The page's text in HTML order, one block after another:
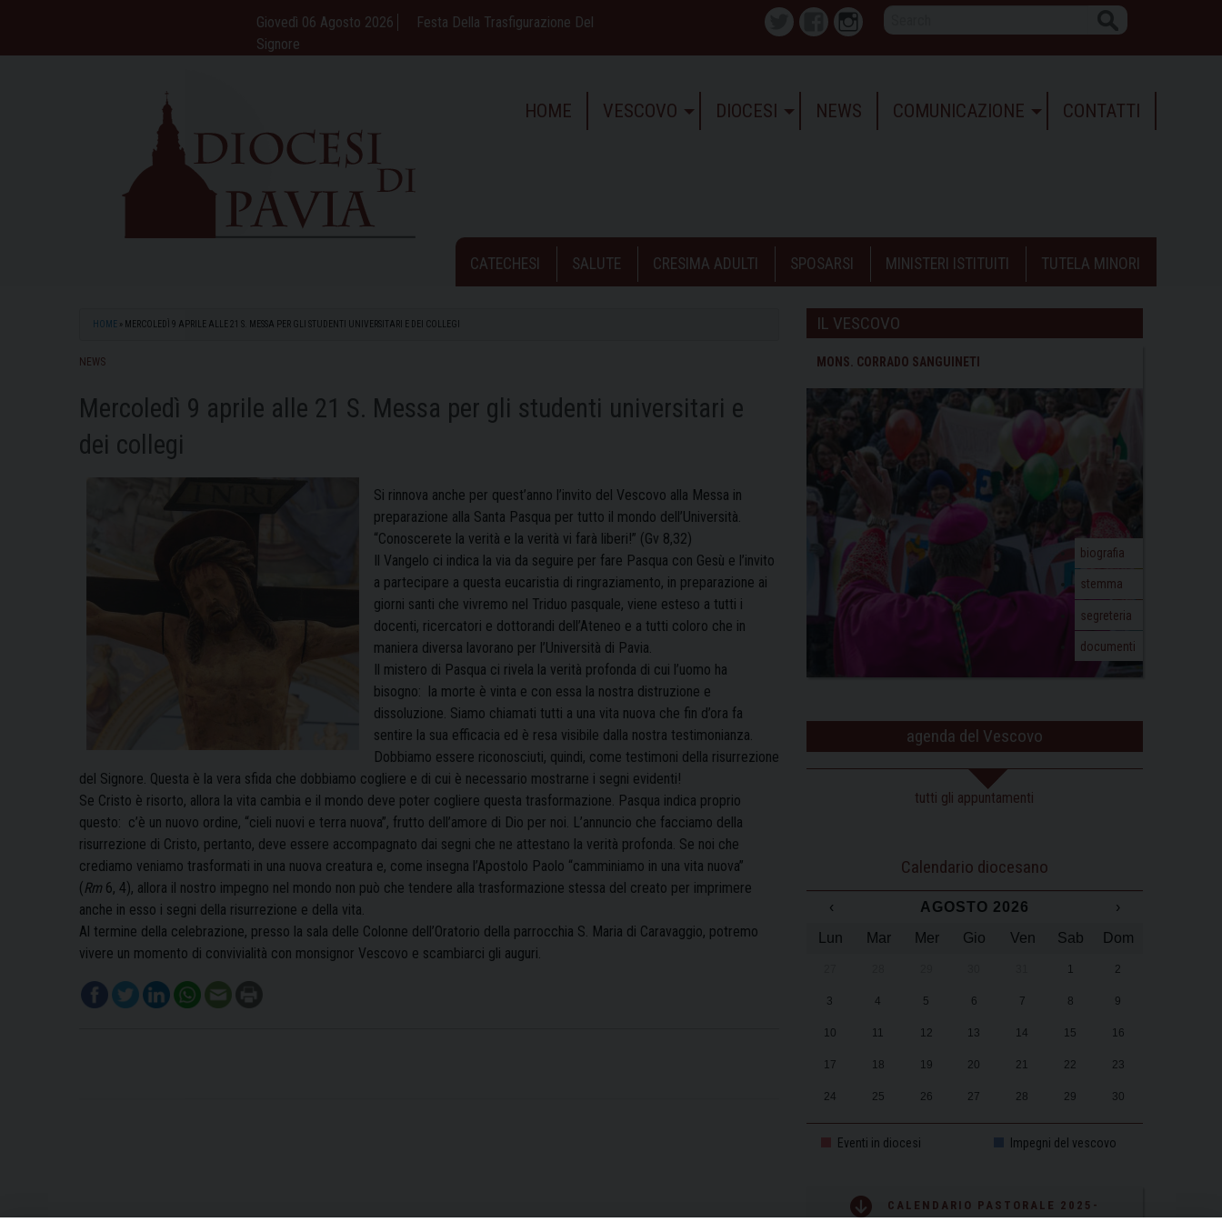
content
Giovedì 06 Agosto 2026
Festa Della Trasfigurazione Del
Signore
Twitter FacebookInstagram
HOME VESCOVO DIOCESI NEWS COMUNICAZIONE CONTATTI
CATECHESI SALUTE CRESIMA ADULTI SPOSARSI MINISTERI ISTITUITI TUTELA MINORI
HOME » MERCOLEDÌ 9 APRILE ALLE 21 S. MESSA PER GLI STUDENTI UNIVERSITARI E DEI COLLEGI
NEWS
Mercoledì 9 aprile alle 21 S. Messa per gli studenti universitari e
dei collegi
Si rinnova anche per quest’anno l’invito del Vescovo alla Messa in
preparazione alla Santa Pasqua per tutto il mondo dell’Università.
“Conoscerete la verità e la verità vi farà liberi!” (Gv 8,32)
Il Vangelo ci indica la via da seguire per fare Pasqua con Gesù e l’invito
a partecipare a questa eucaristia di ringraziamento, in preparazione ai
giorni santi che vivremo nel Triduo pasquale, viene esteso a tutti i
docenti, ricercatori e dottorandi dell’Ateneo e a tutti coloro che in
maniera diversa lavorano per l’Università di Pavia.
Il mistero di Pasqua ci rivela la verità profonda di cui l’uomo ha
bisogno: la morte è vinta e con essa la nostra distruzione e
dissoluzione. Siamo chiamati tutti a una vita nuova che fin d’ora fa
sentire la sua efficacia ed è resa visibile dalla nostra testimonianza.
Dobbiamo essere riconosciuti, quindi, come testimoni della risurrezione
del Signore. Questa è la vera sfida che dobbiamo cogliere e di cui è necessario mostrarne i segni evidenti!
Se Cristo è risorto, allora la vita cambia e il mondo deve poter cogliere questa trasformazione. Pasqua indica proprio
questo: c’è un nuovo ordine, “cieli nuovi e terra nuova”, frutto dell’amore di Dio per noi. L’annuncio che facciamo della
risurrezione di Cristo, pertanto, deve essere accompagnato dai segni che ne attestano la verità profonda. Se noi che
crediamo veniamo trasformati in una nuova creatura e, come insegna l’Apostolo Paolo “camminiamo in una vita nuova”
(Rm 6, 4), allora il nostro impegno nel mondo non può che tendere alla trasformazione stessa del creato per imprimere
anche in esso i segni della risurrezione e della vita.
Al termine della celebrazione, presso la sala delle Colonne dell’Oratorio della parrocchia S. Maria di Caravaggio, potremo
vivere un momento di convivialità con monsignor Vescovo e scambiarci gli auguri.
IL VESCOVO
MONS. CORRADO SANGUINETI
biografia
stemma
segreteria
documenti
agenda del Vescovo
tutti gli appuntamenti
Calendario diocesano
‹ AGOSTO 2026
›
Lun
Mar Mer Gio Ven Sab Dom
1 2
3 4 5 6 7 8 9
10 11 12 13 14 15 16
17 18 19 20 21 22 23
24 25 26 27 28 29 30
Eventi in diocesi Impegni del vescovo
CALENDARIO PASTORALE 2025-